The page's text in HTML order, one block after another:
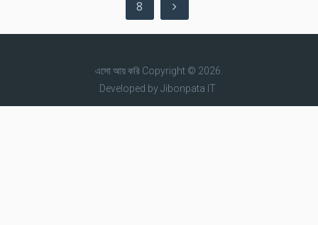
8
এসো আয় করিCopyright © 2026.
Developed byJibonpata IT